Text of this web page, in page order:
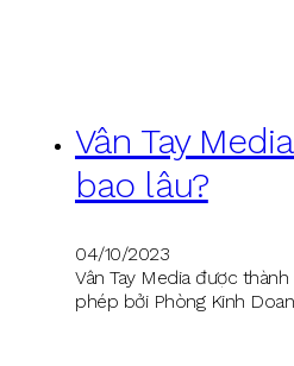
Vân Tay
bao lâu?
04/10/2023
Vân Tay Media được
phép bởi Phòng Kinh